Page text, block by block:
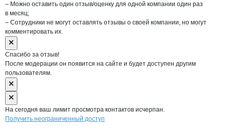
– Можно оставить один отзыв/оценку для одной компании один раз
в месяц;
– Сотрудники не могут оставлять отзывы о своей компании, но могут
комментировать их.
Спасибо за отзыв!
После модерации он появится на сайте и будет доступен другим
пользователям.
На сегодня ваш лимит просмотра контактов исчерпан.
Получить неограниченный доступ